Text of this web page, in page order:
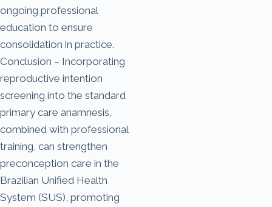
ongoing professional
education to ensure
consolidation in practice.
Conclusion – Incorporating
reproductive intention
screening into the standard
primary care anamnesis,
combined with professional
training, can strengthen
preconception care in the
Brazilian Unified Health
System (SUS), promoting